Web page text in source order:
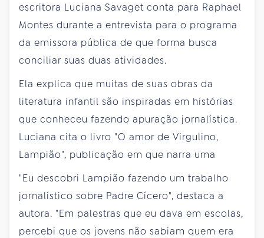
escritora Luciana Savaget conta para Raphael
Montes durante a entrevista para o programa
da emissora pública de que forma busca
conciliar suas duas atividades.
Ela explica que muitas de suas obras da
literatura infantil são inspiradas em histórias
que conheceu fazendo apuração jornalística.
Luciana cita o livro "O amor de Virgulino,
Lampião", publicação em que narra uma
"Eu descobri Lampião fazendo um trabalho
jornalístico sobre Padre Cícero", destaca a
autora. "Em palestras que eu dava em escolas,
percebi que os jovens não sabiam quem era